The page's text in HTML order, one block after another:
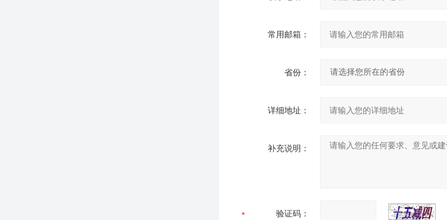
常用邮箱：
省份：
详细地址：
补充说明：
验证码：